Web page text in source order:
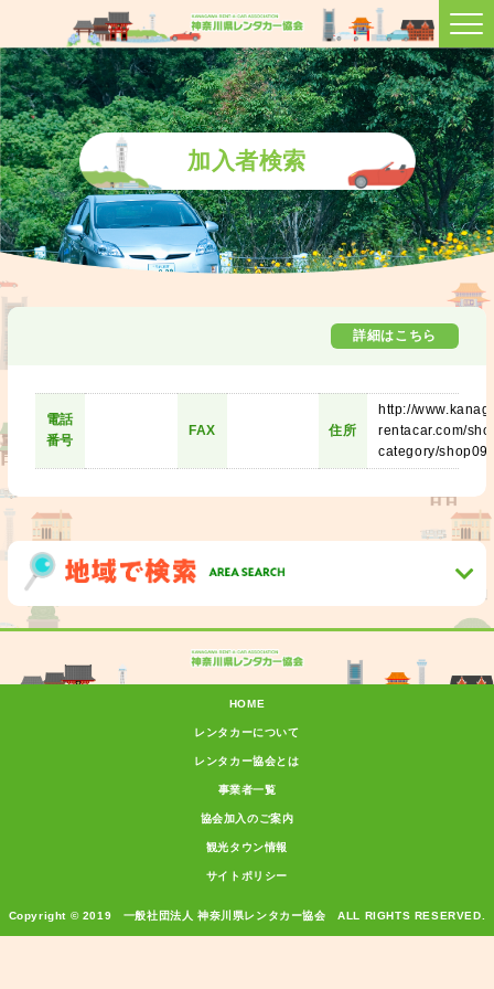
加入者検索
詳細はこちら
電話
番号
FAX 住所
http://
rentacar.com/
category/shop09/
HOME
レンタカーについて
レンタカー協会とは
事業者一覧
協会加入のご案内
観光タウン情報
サイトポリシー
Copyright © 2019 一般社団法人 神奈川県レンタカー協会 ALL RIGHTS RESERVED.